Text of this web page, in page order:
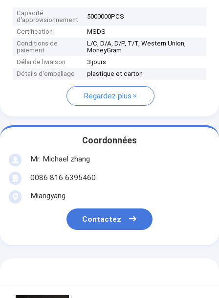
Capacité
d'approvisionnement
5000000PCS
Certification
MSDS
Conditions de
paiement
L/C, D/A, D/P, T/T, Western Union,
MoneyGram
Délai de livraison
3 jours
Détails d'emballage
plastique et carton
Regardez plus
Coordonnées
Mr. Michael zhang
0086 816 6395460
Miangyang
Contactez